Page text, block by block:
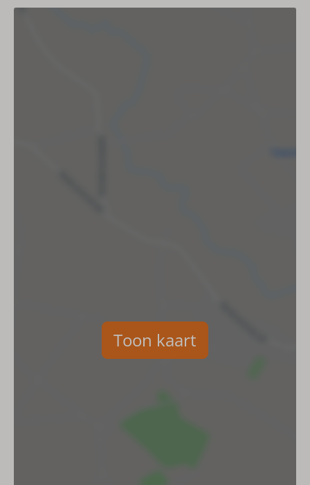
Koffiemachine met pads Senseo
Toon kaart